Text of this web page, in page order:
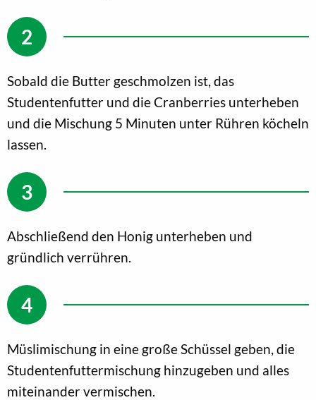
Sobald die Butter geschmolzen ist, das
Studentenfutter und die Cranberries unterheben
und die Mischung 5 Minuten unter Rühren köcheln
lassen.
Abschließend den Honig unterheben und
gründlich verrühren.
Müslimischung in eine große Schüssel geben, die
Studentenfuttermischung hinzugeben und alles
miteinander vermischen.